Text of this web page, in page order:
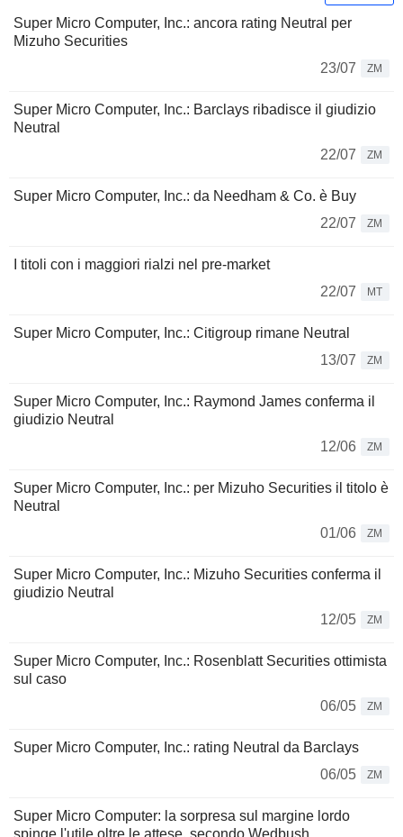
Super Micro Computer, Inc.: ancora rating Neutral per
Mizuho Securities
23/07
ZM
Super Micro Computer, Inc.: Barclays ribadisce il giudizio
Neutral
22/07
ZM
Super Micro Computer, Inc.: da Needham & Co. è Buy
22/07
ZM
I titoli con i maggiori rialzi nel pre-market
22/07
MT
Super Micro Computer, Inc.: Citigroup rimane Neutral
13/07
ZM
Super Micro Computer, Inc.: Raymond James conferma il
giudizio Neutral
12/06
ZM
Super Micro Computer, Inc.: per Mizuho Securities il titolo è
Neutral
01/06
ZM
Super Micro Computer, Inc.: Mizuho Securities conferma il
giudizio Neutral
12/05
ZM
Super Micro Computer, Inc.: Rosenblatt Securities ottimista
sul caso
06/05
ZM
Super Micro Computer, Inc.: rating Neutral da Barclays
06/05
ZM
Super Micro Computer: la sorpresa sul margine lordo